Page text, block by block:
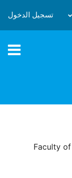
تسجيل الدخول
Faculty